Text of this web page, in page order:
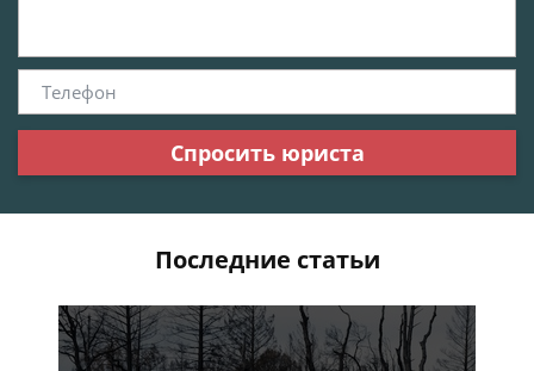
Спросить юриста
Последние статьи